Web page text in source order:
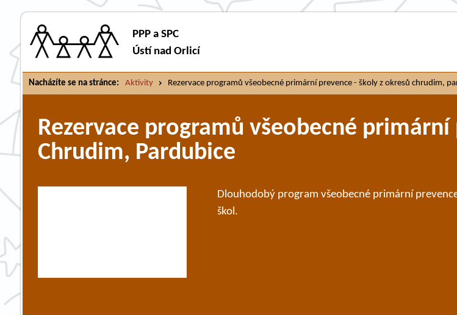
PPP a SPC
Ústí nad Orlicí
Nacházíte se na stránce: Aktivity Rezervace programů všeobecné primární prevence - školy z okresů chrudim,
Rezervace programů všeobecné
Chrudim, Pardubice
Dlouhodobý program všeobecné primární
škol.